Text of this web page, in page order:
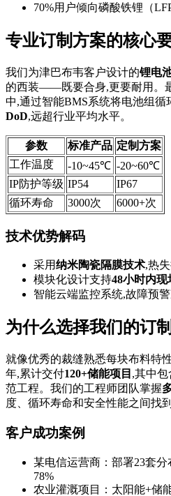
70%用户倾向磷酸铁锂（
专业订制方案的核心
我们为津巴布韦客户设计的锂电
的西装——既要合身,更要耐用。
中,通过智能BMS系统将电池组循
DoD,远超行业平均水平。
参数 标准产品 定制方案
工作温度
-10~45℃ -20~60℃
IP防护等级 IP54
IP67
循环寿命
3000次 6000+次
技术优势解码
采用纳米陶瓷隔膜技术,热
模块化设计支持48小时内现
智能云端监控系统,故障预
为什么选择我们的订
就像优秀的裁缝熟悉每块布料特
年,累计交付120+储能项目 ,其中
范工程。我们的工程师团队掌握
度、循环寿命和安全性能之间找
客户成功案例
某电信运营商：部署23套
78%
农业灌溉项目：太阳能+储